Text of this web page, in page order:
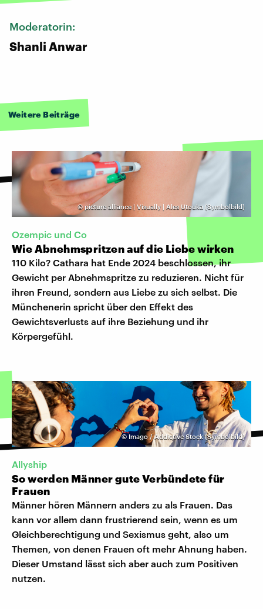
Moderatorin:
Shanli Anwar
Weitere Beiträge
© picture alliance | Visually | Ales Utouka (Symbolbild)
Ozempic und Co
Wie Abnehmspritzen auf die Liebe wirken
110 Kilo? Cathara hat Ende 2024 beschlossen, ihr
Gewicht per Abnehmspritze zu reduzieren. Nicht für
ihren Freund, sondern aus Liebe zu sich selbst. Die
Münchenerin spricht über den Effekt des
Gewichtsverlusts auf ihre Beziehung und ihr
Körpergefühl.
©Imago / Addictive Stock (Symbolbild)
Allyship
So werden Männer gute Verbündete für
Frauen
Männer hören Männern anders zu als Frauen. Das
kann vor allem dann frustrierend sein, wenn es um
Gleichberechtigung und Sexismus geht, also um
Themen, von denen Frauen oft mehr Ahnung haben.
Dieser Umstand lässt sich aber auch zum Positiven
nutzen.